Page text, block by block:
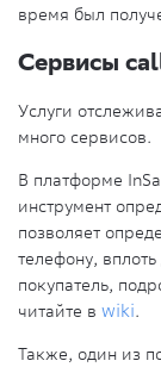
время был
Сервисы
Услуги
много сервисов.
В платформе
инструмент
позволяет
телефону,
покупатель,
читайте в wiki.
Также, один из